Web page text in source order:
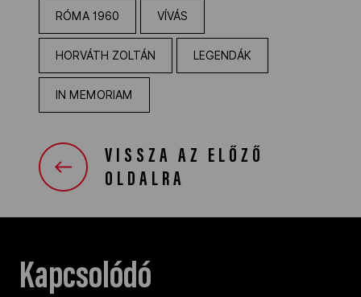
RÓMA 1960 VÍVÁS
HORVÁTH ZOLTÁN LEGENDÁK
IN MEMORIAM
VISSZA AZ ELŐZŐ
OLDALRA
Kapcsolódó